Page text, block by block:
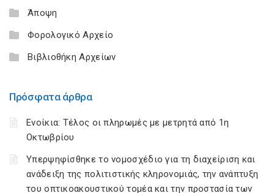
Άποψη
Φορολογικό Αρχείο
Βιβλιοθήκη Αρχείων
Πρόσφατα άρθρα
Ενοίκια: Τέλος οι πληρωμές με μετρητά από 1η
Οκτωβρίου
Υπερψηφίσθηκε το νομοσχέδιο για τη διαχείριση και
ανάδειξη της πολιτιστικής κληρονομιάς, την ανάπτυξη
του οπτικοακουστικού τομέα και την προστασία των